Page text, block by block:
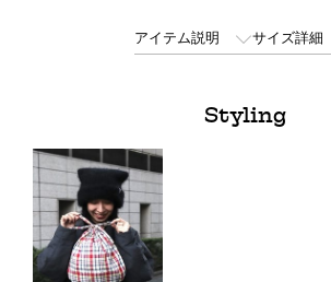
アイテム説明 サイズ詳細
Styling